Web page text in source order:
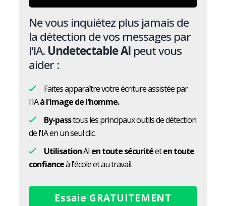
Ne vous inquiétez plus jamais de
la détection de vos messages par
l'IA. Undetectable AI peut vous
aider :
Faites apparaître votre écriture assistée par
l'IAà l'image de l'homme.
By-passtous les principaux outils de détection
de l'IA en un seul clic.
UtilisationAI en toute sécuritéeten toute
confianceà l'école et au travail.
Essaie GRATUITEMENT